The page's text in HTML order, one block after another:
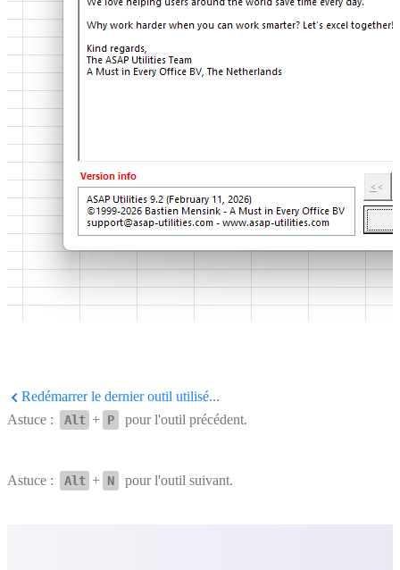
Redémarrer le dernier outil utilisé...
Astuce :
Alt + P pour l'outil précédent.
Astuce : Alt + N pour l'outil suivant.